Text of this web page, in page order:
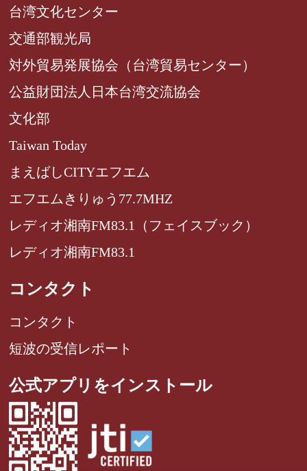
台湾文化センター
交通部観光局
対外貿易発展協会（台湾貿易センター）
公益財団法人日本台湾交流協会
文化部
Taiwan Today
まえばしCITYエフエム
エフエムきりゅう77.7MHZ
レディオ湘南FM83.1（フェイスブック）
レディオ湘南FM83.1
コンタクト
コンタクト
短波の受信レポート
公式アプリをインストール